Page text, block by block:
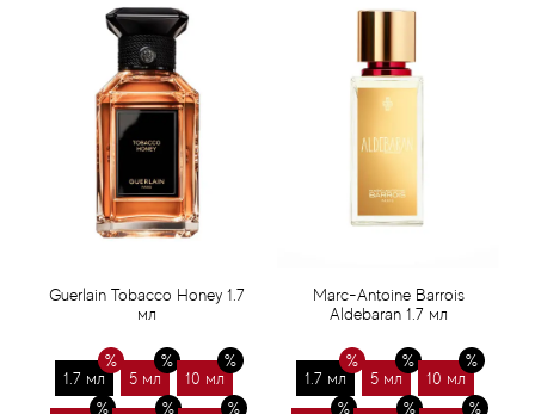
Guerlain Tobacco Honey 1.7
мл
1.7 мл 5 мл 10 мл
Marc-Antoine Barrois
Aldebaran 1.7 мл
1.7 мл 5 мл 10 мл